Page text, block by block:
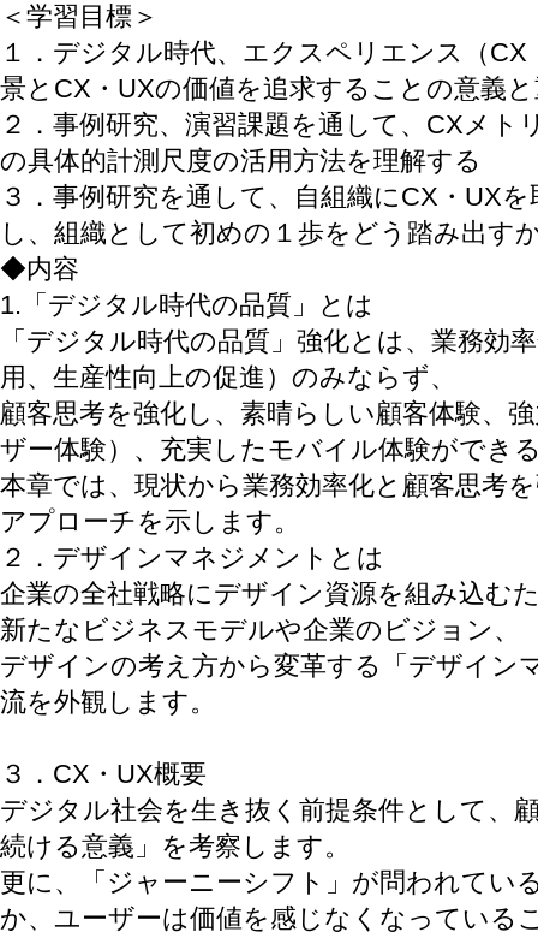
＜学習目標＞
１．デジタル時代、エクスペリエンス（
景とCX・UXの価値を追求することの意義
２．事例研究、演習課題を通して、CXメ
の具体的計測尺度の活用方法を理解する
３．事例研究を通して、自組織にCX・UX
し、組織として初めの１歩をどう踏み出す
◆内容
1.「デジタル時代の品質」とは
「デジタル時代の品質」強化とは、業務効
用、生産性向上の促進）のみならず、
顧客思考を強化し、素晴らしい顧客体験、
ザー体験）、充実したモバイル体験ができ
本章では、現状から業務効率化と顧客思考
アプローチを示します。
２．デザインマネジメントとは
企業の全社戦略にデザイン資源を組み込む
新たなビジネスモデルや企業のビジョン、
デザインの考え方から変革する「デザイン
流を外観します。
３．CX・UX概要
デジタル社会を生き抜く前提条件として、
続ける意義」を考察します。
更に、「ジャーニーシフト」が問われてい
か、ユーザーは価値を感じなくなっている